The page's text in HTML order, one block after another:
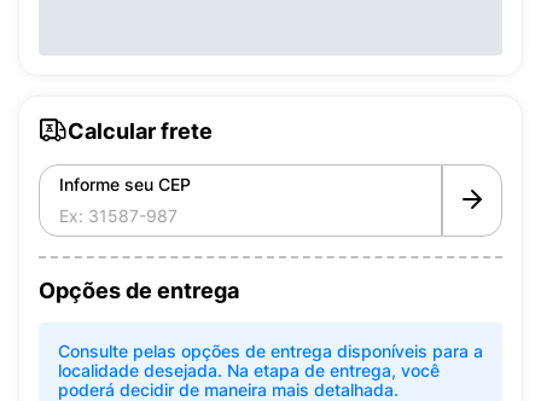
Calcular frete
Informe seu CEP
Opções de entrega
Consulte pelas opções de entrega disponíveis para a
localidade desejada. Na etapa de entrega, você
poderá decidir de maneira mais detalhada.